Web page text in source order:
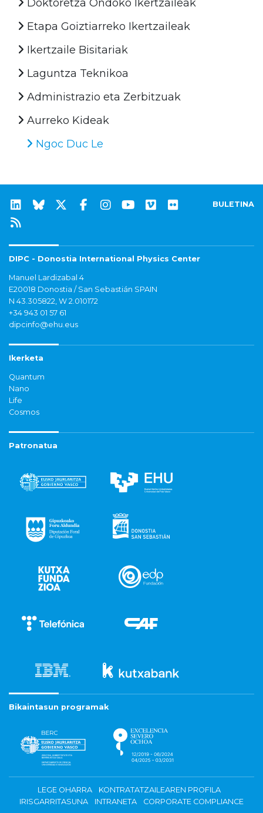
Doktoretza Ondoko Ikertzaileak
Etapa Goiztiarreko Ikertzaileak
Ikertzaile Bisitariak
Laguntza Teknikoa
Administrazio eta Zerbitzuak
Aurreko Kideak
Ngoc Duc Le
BULETINA
DIPC - Donostia International Physics Center
Manuel Lardizabal 4
E20018 Donostia / San Sebastián SPAIN
N 43.305822, W 2.010172
+34 943 01 57 61
dipcinfo@ehu.eus
Ikerketa
Quantum
Nano
Life
Cosmos
Patronatua
Bikaintasun programak
LEGE OHARRA
KONTRATATZAILEAREN PROFILA
IRISGARRITASUNA
INTRANETA CORPORATE COMPLIANCE